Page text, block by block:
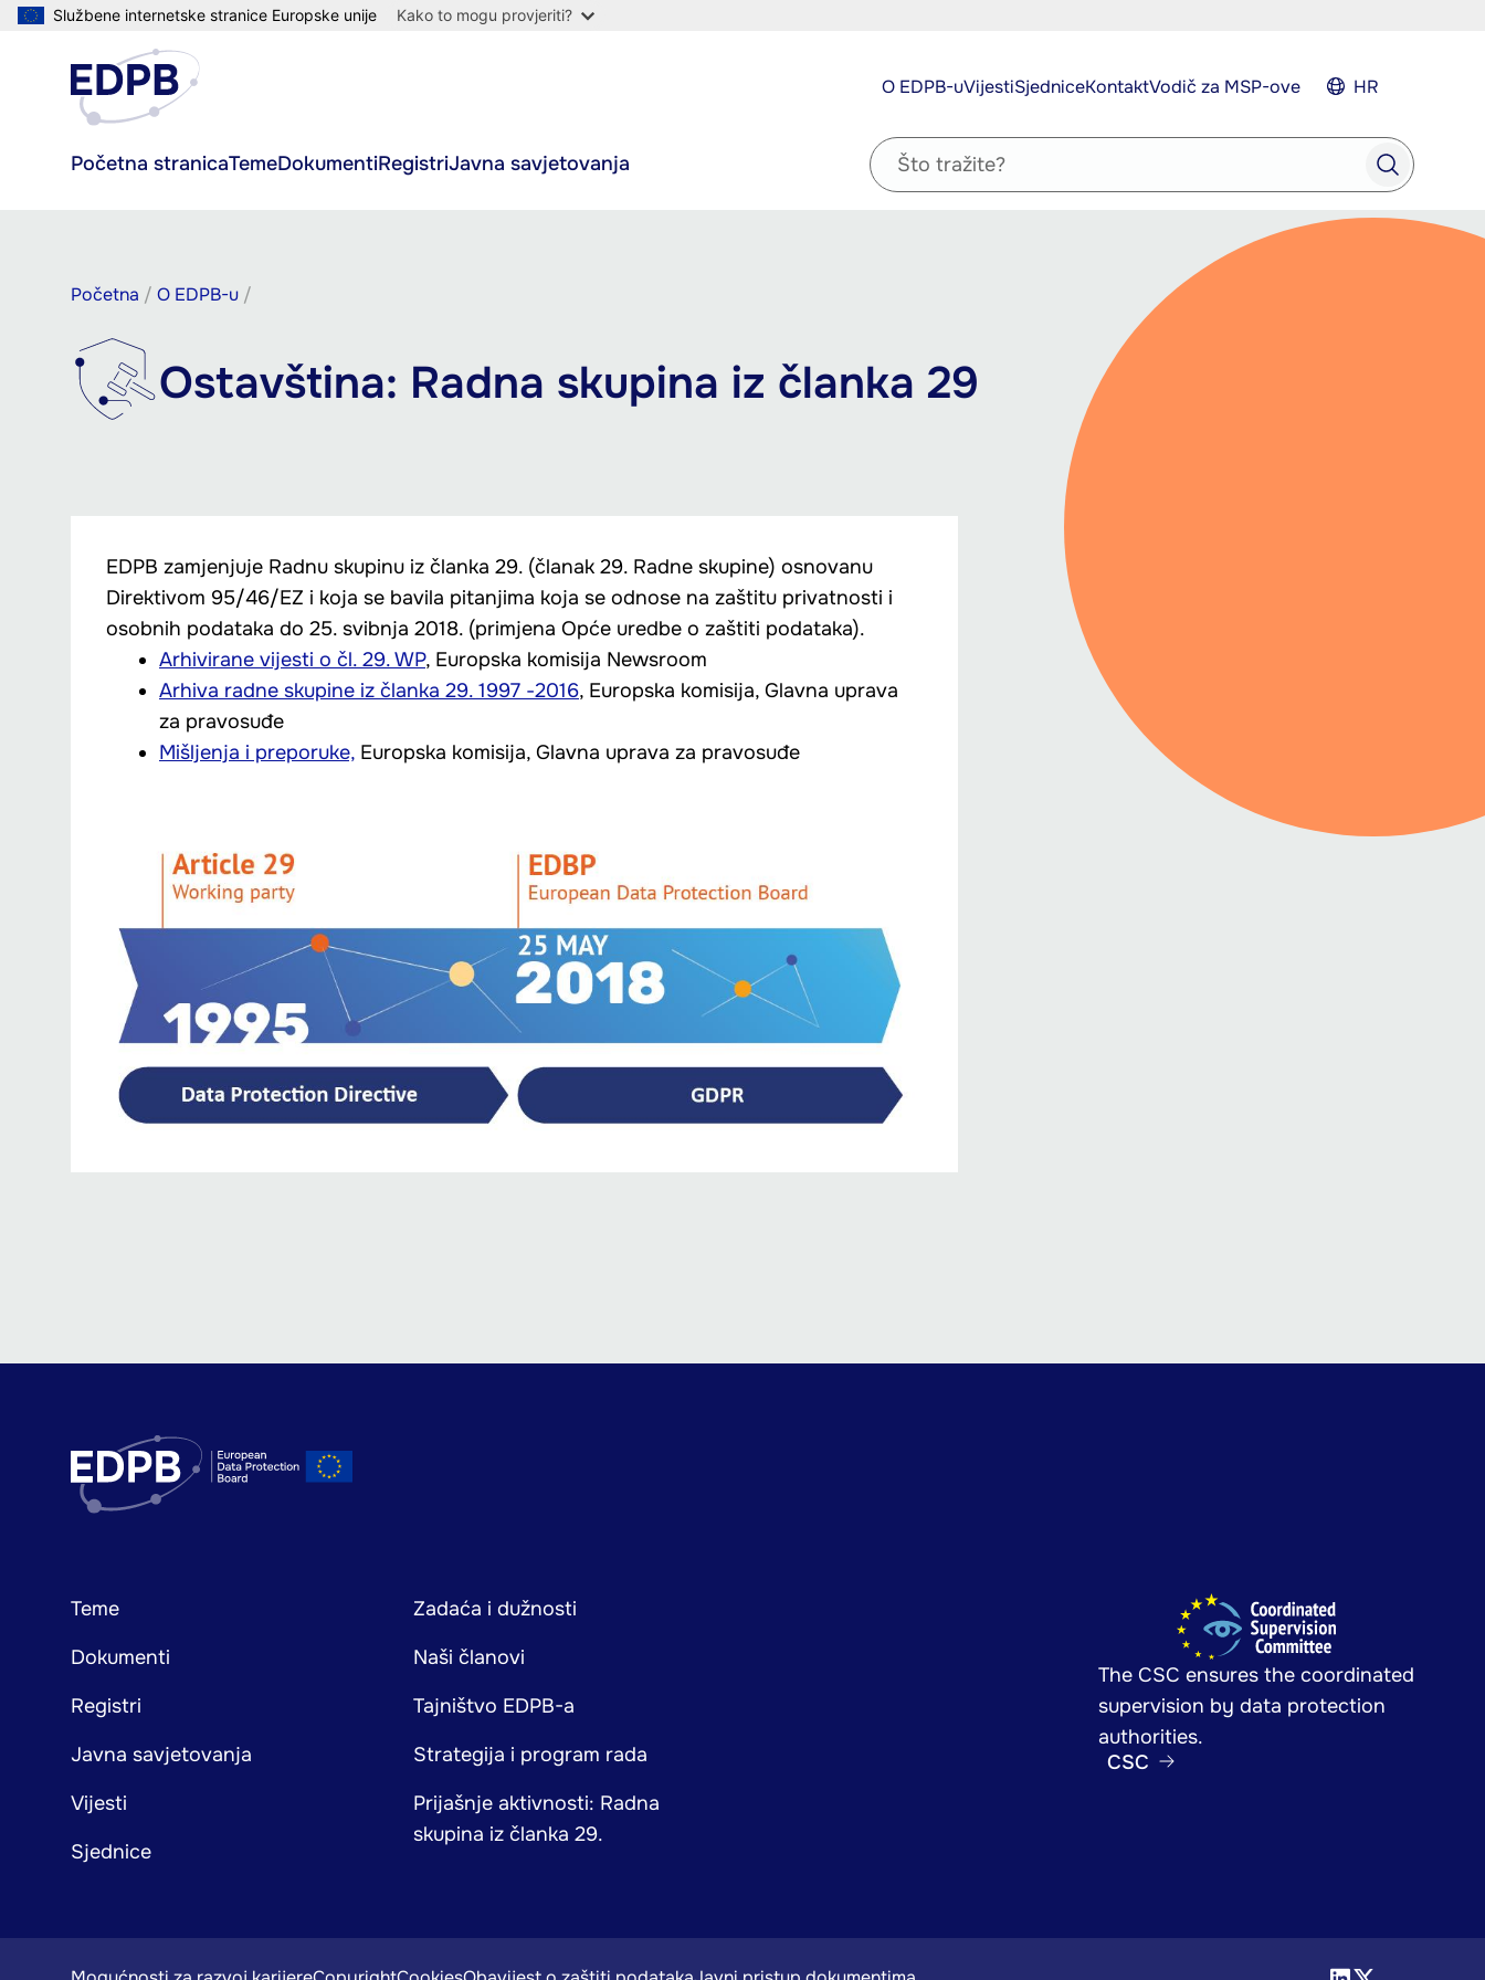
Skoči
Službene internetske stranice Europske unije Kako to mogu provjeriti?
Main
Početna stranicaTemeDokumentiRegistriJavna savjetovanja
O EDPB-uVijestiSjedniceKontaktVodič za MSP-ove HR
Filter
by
Breadcrumb
Početna O EDPB-u
Ostavština: Radna skupina iz članka 29
EDPB zamjenjuje Radnu skupinu iz članka 29. (članak 29. Radne skupine) osnovanu
Direktivom 95/46/EZ i koja se bavila pitanjima koja se odnose na zaštitu privatnosti i
osobnih podataka do 25. svibnja 2018. (primjena Opće uredbe o zaštiti podataka).
Arhivirane vijesti o čl. 29. WP, Europska komisija Newsroom
Arhiva radne skupine iz članka 29. 1997 -2016, Europska komisija, Glavna uprava
za pravosuđe
Mišljenja i preporuke, Europska komisija, Glavna uprava za pravosuđe
Footer
mainnavigation
Teme
Dokumenti
Registri
Javna savjetovanja
Vijesti
Sjednice
Zadaća i dužnosti
Naši članovi
Tajništvo EDPB-a
Strategija i program rada
Prijašnje aktivnosti: Radna
skupina iz članka 29.
The CSC ensures the coordinated
supervision by data protection
authorities.
CSC